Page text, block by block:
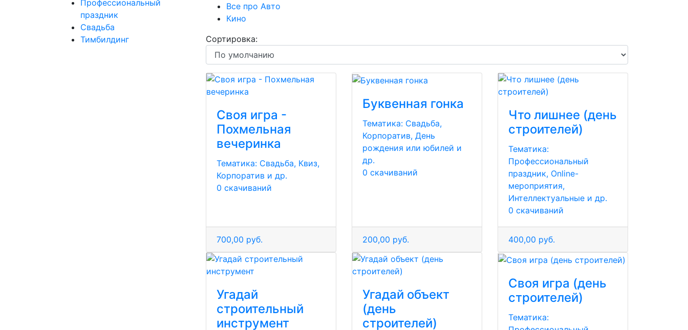
Все про Авто
Кино
Сортировка:
Своя игра -
Похмельная
вечеринка
Тематика: Свадьба, Квиз,
Корпоратив и др.
0 скачиваний
700,00 руб.
Буквенная гонка
Тематика: Свадьба,
Корпоратив, День
рождения или юбилей и
др.
0 скачиваний
200,00 руб.
Что лишнее (день
строителей)
Тематика:
Профессиональный
праздник, Online-
мероприятия,
Интеллектуальные и др.
0 скачиваний
400,00 руб.
Угадай
строительный
инструмент
Угадай объект
(день
строителей)
Своя игра (день
строителей)
Тематика:
Профессиональный
праздник
Свадьба
Тимбилдинг